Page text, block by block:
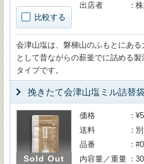
比較する
出店者
会津山塩は、磐梯山のふもとにあ
として昔ながらの薪釜でに詰める
タイプです。
挽きたて会津山塩ミル詰替
Sold Out
価格
送料
品番
内容量／重量